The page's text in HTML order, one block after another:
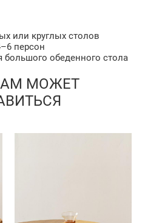
или круглых столов
персон
обеденного стола
МОЖЕТ